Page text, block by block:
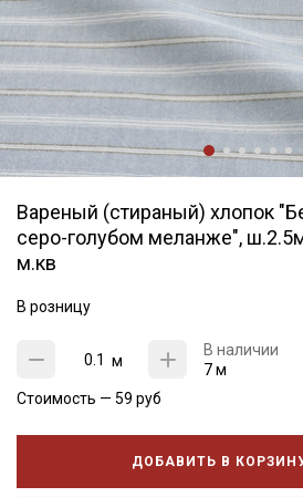
Вареный (стираный) хлопок
серо-голубом меланже",
м.кв
В розницу
м
В наличии
7 м
Стоимость — 59 руб
ДОБАВИТЬ В